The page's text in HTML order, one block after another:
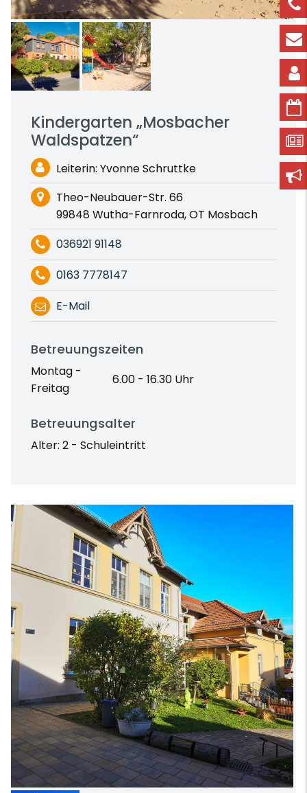
Kindergarten „Mosbacher
Waldspatzen“
Leiterin: Yvonne Schruttke
Theo-Neubauer-Str. 66
99848 Wutha-Farnroda, OT Mosbach
036921 91148
0163 7778147
E-Mail
Betreuungszeiten
Montag -
Freitag
6.00 - 16.30 Uhr
Betreuungsalter
Alter: 2 - Schuleintritt